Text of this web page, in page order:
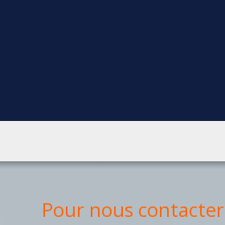
Pour nous contacter